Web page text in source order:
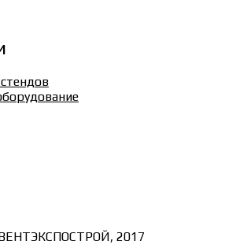
2017